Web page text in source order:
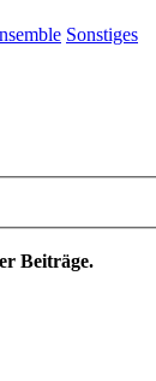
Sonstiges
Beiträge.